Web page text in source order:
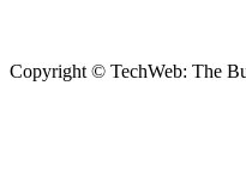
Copyright © TechWeb: The